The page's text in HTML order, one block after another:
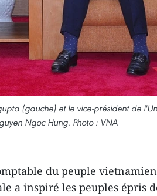
(gauche) et le vice-président de
Ngoc Hung. Photo : VNA
du peuple
a inspiré les peuples épris